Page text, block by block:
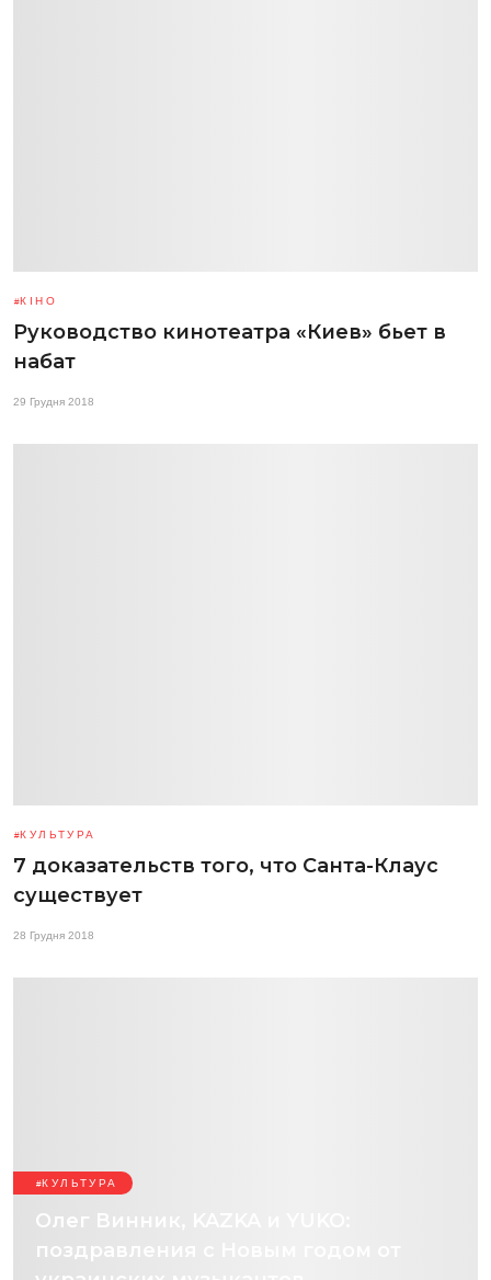
КІНО
Руководство кинотеатра «Киев» бьет в
набат
29 Грудня 2018
КУЛЬТУРА
7 доказательств того, что Санта-Клаус
существует
28 Грудня 2018
КУЛЬТУРА
Олег Винник, KAZKA и YUKO:
поздравления с Новым годом от